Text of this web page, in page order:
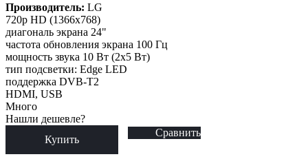
Производитель: LG
720p HD (1366x768)
диагональ экрана 24"
частота обновления экрана 100 Гц
мощность звука 10 Вт (2x5 Вт)
тип подсветки: Edge LED
поддержка DVB-T2
HDMI, USB
Много
Нашли дешевле?
Купить
Сравнить